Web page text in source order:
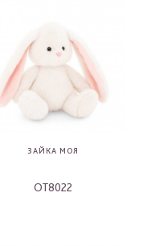
ЗАЙКА МОЯ
OT8022